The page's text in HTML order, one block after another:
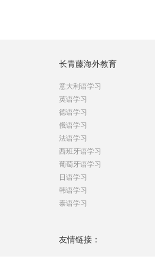
长青藤海外教育
意大利语学习
英语学习
德语学习
俄语学习
法语学习
西班牙语学习
葡萄牙语学习
日语学习
韩语学习
泰语学习
友情链接：